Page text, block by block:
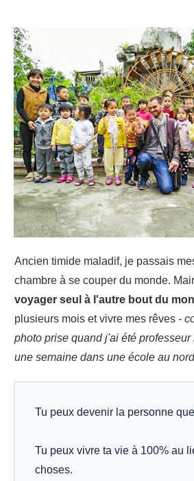
Ancien timide maladif, je passais
chambre à se couper du monde.
voyager seul à l'autre bout du
plusieurs mois et vivre mes rêves -
photo prise quand j'ai été
une semaine dans une école au
Tu peux devenir la personne
Tu peux vivre ta vie à 100% au
choses.